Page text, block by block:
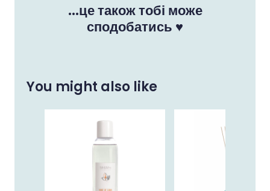
...це також тобі може
сподобатись ♥
You might also like